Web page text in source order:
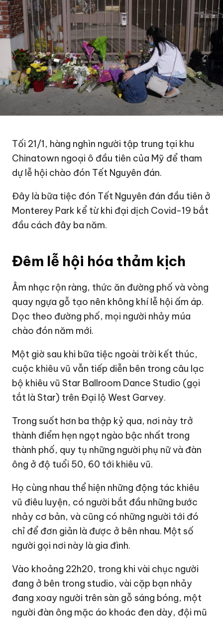
Tối 21/1, hàng nghìn người tập trung tại khu
Chinatown ngoại ô đầu tiên của Mỹ để tham
dự lễ hội chào đón Tết Nguyên đán.
Đây là bữa tiệc đón Tết Nguyên đán đầu tiên ở
Monterey Park kể từ khi đại dịch Covid-19 bắt
đầu cách đây ba năm.
Đêm lễ hội hóa thảm kịch
Âm nhạc rộn ràng, thức ăn đường phố và vòng
quay ngựa gỗ tạo nên không khí lễ hội ấm áp.
Dọc theo đường phố, mọi người nhảy múa
chào đón năm mới.
Một giờ sau khi bữa tiệc ngoài trời kết thúc,
cuộc khiêu vũ vẫn tiếp diễn bên trong câu lạc
bộ khiêu vũ Star Ballroom Dance Studio (gọi
tắt là Star) trên Đại lộ West Garvey.
Trong suốt hơn ba thập kỷ qua, nơi này trở
thành điểm hẹn ngọt ngào bậc nhất trong
thành phố, quy tụ những người phụ nữ và đàn
ông ở độ tuổi 50, 60 tới khiêu vũ.
Họ cùng nhau thể hiện những động tác khiêu
vũ điêu luyện, có người bắt đầu những bước
nhảy cơ bản, và cũng có những người tới đó
chỉ để đơn giản là được ở bên nhau. Một số
người gọi nơi này là gia đình.
Vào khoảng 22h20, trong khi vài chục người
đang ở bên trong studio, vài cặp bạn nhảy
đang xoay người trên sàn gỗ sáng bóng, một
người đàn ông mặc áo khoác đen dày, đội mũ